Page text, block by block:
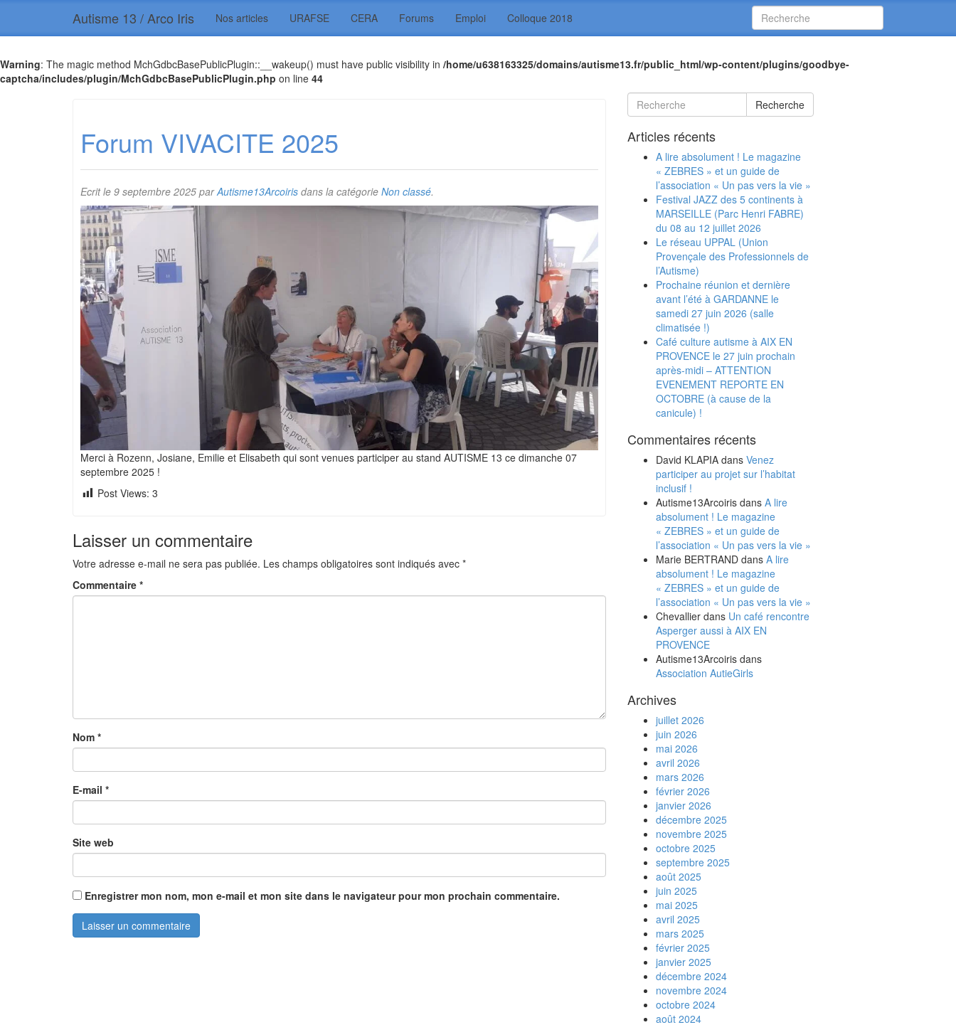
Warning: The magic method MchGdbcBasePublicPlugin::__wakeup() must have public visibility in /home/u638163325/domains/autisme13.fr/public_html/wp-content/plugins/goodbye-
captcha/includes/plugin/MchGdbcBasePublicPlugin.php on line 44
Autisme 13 / Arco Iris Nos articles URAFSE CERA Forums Emploi Colloque 2018
Forum VIVACITE 2025
Ecrit le 9 septembre 2025 parAutisme13Arcoiris dans la catégorie Non classé.
Merci à Rozenn, Josiane, Emilie et Elisabeth qui sont venues participer au stand AUTISME 13 ce dimanche 07
septembre 2025 !
Post Views: 3
Laisser un commentaire
Votre adresse e-mail ne sera pas publiée. Les champs obligatoires sont indiqués avec *
Commentaire *
Nom *
E-mail *
Site web
Enregistrer mon nom, mon e-mail et mon site dans le navigateur pour mon prochain commentaire.
Recherche
Articles récents
A lire absolument ! Le magazine
« ZEBRES » et un guide de
l’association « Un pas vers la vie »
Festival JAZZ des 5 continents à
MARSEILLE (Parc Henri FABRE)
du 08 au 12 juillet 2026
Le réseau UPPAL (Union
Provençale des Professionnels de
l’Autisme)
Prochaine réunion et dernière
avant l’été à GARDANNE le
samedi 27 juin 2026 (salle
climatisée !)
Café culture autisme à AIX EN
PROVENCE le 27 juin prochain
après-midi – ATTENTION
EVENEMENT REPORTE EN
OCTOBRE (à cause de la
canicule) !
Commentaires récents
David KLAPIA dans Venez
participer au projet sur l’habitat
inclusif !
Autisme13Arcoiris dans A lire
absolument ! Le magazine
« ZEBRES » et un guide de
l’association « Un pas vers la vie »
Marie BERTRAND dans A lire
absolument ! Le magazine
« ZEBRES » et un guide de
l’association « Un pas vers la vie »
Chevallier dans Un café rencontre
Asperger aussi à AIX EN
PROVENCE
Autisme13Arcoiris dans
Association AutieGirls
Archives
juillet 2026
juin 2026
mai 2026
avril 2026
mars 2026
février 2026
janvier 2026
décembre 2025
novembre 2025
octobre 2025
septembre 2025
août 2025
juin 2025
mai 2025
avril 2025
mars 2025
février 2025
janvier 2025
décembre 2024
novembre 2024
octobre 2024
août 2024